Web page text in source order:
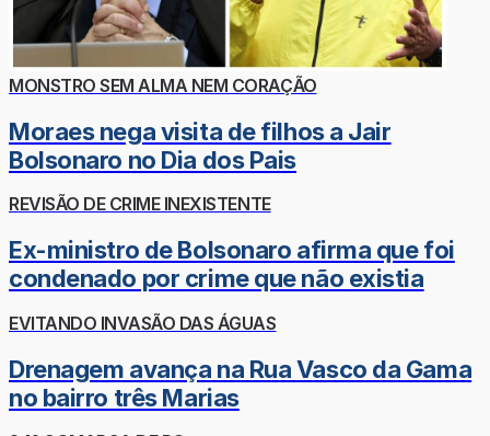
MONSTRO SEM ALMA NEM CORAÇÃO
Moraes nega visita de filhos a Jair
Bolsonaro no Dia dos Pais
REVISÃO DE CRIME INEXISTENTE
Ex-ministro de Bolsonaro afirma que foi
condenado por crime que não existia
EVITANDO INVASÃO DAS ÁGUAS
Drenagem avança na Rua Vasco da Gama
no bairro três Marias